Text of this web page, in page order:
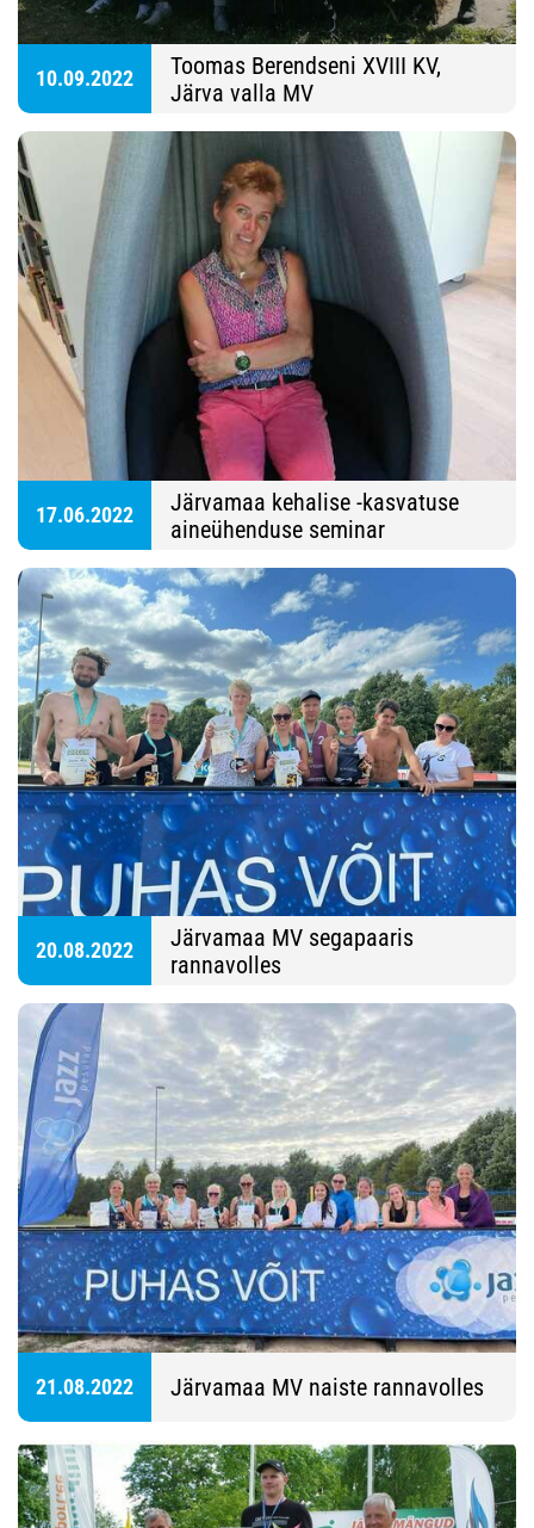
10.09.2022
Toomas Berendseni XVIII KV,
Järva valla MV
17.06.2022
Järvamaa kehalise -kasvatuse
aineühenduse seminar
20.08.2022
Järvamaa MV segapaaris
rannavolles
21.08.2022 Järvamaa MV naiste rannavolles